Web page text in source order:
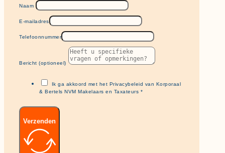
Naam
E-mailadres
Telefoonnummer
Bericht (optioneel)
Ik ga akkoord met het Privacybeleid van Korporaal
& Bertels NVM Makelaars en Taxateurs *
Verzenden